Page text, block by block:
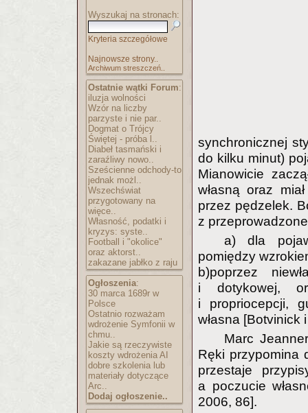
Wyszukaj na stronach:
Kryteria szczegółowe
Najnowsze strony..
Archiwum streszczeń..
Ostatnie wątki Forum:
iluzja wolności
Wzór na liczby
parzyste i nie par..
Dogmat o Trójcy
Świętej - próba l..
Diabeł tasmański i
zaraźliwy nowo..
Sześcienne odchody-to
jednak możl..
Wszechświat
przygotowany na
więce..
Własność, podatki i
kryzys: syste..
Football i "okolice"
oraz aktorst..
zakazane jabłko z raju
Ogłoszenia:
30 marca 1689r w
Polsce
Ostatnio rozważam
wdrożenie Symfonii w
chmu..
Jakie są rzeczywiste
koszty wdrożenia AI
dobre szkolenia lub
materiały dotyczące
Arc..
Dodaj ogłoszenie..
synchronicznej
do kilku minut)
Mianowicie
własną oraz
przez pędzelek.
z
a) dla
pomiędzy
b)poprzez
i dotykowej,
i propriocepcji,
własna [Botvinick
Marc
Ręki przypomina
przestaje
a poczucie
2006, 86].